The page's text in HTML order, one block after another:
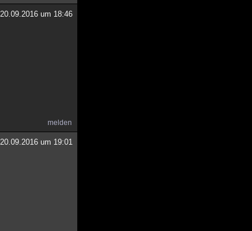
20.09.2016 um 18:46
melden
20.09.2016 um 19:01